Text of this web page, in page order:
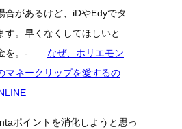
合があるけど、iDやEdyでタ
す。早くなくしてほしいと
を。- – – なぜ、ホリエモン
マネークリップを愛するの
ポイントを消化しようと思っ